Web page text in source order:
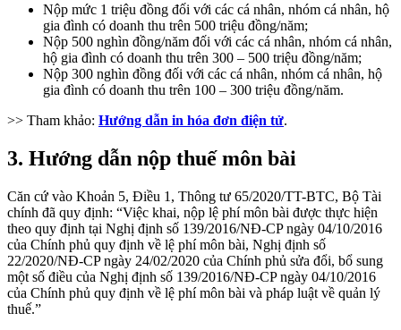
Nộp mức 1 triệu đồng đối với các cá nhân, nhóm cá nhân, hộ
gia đình có doanh thu trên 500 triệu đồng/năm;
Nộp 500 nghìn đồng/năm đối với các cá nhân, nhóm cá nhân,
hộ gia đình có doanh thu trên 300 – 500 triệu đồng/năm;
Nộp 300 nghìn đồng đối với các cá nhân, nhóm cá nhân, hộ
gia đình có doanh thu trên 100 – 300 triệu đồng/năm.
>> Tham khảo: Hướng dẫn in hóa đơn điện tử.
3. Hướng dẫn nộp thuế môn bài
Căn cứ vào Khoản 5, Điều 1, Thông tư 65/2020/TT-BTC, Bộ Tài
chính đã quy định: “Việc khai, nộp lệ phí môn bài được thực hiện
theo quy định tại Nghị định số 139/2016/NĐ-CP ngày 04/10/2016
của Chính phủ quy định về lệ phí môn bài, Nghị định số
22/2020/NĐ-CP ngày 24/02/2020 của Chính phủ sửa đổi, bổ sung
một số điều của Nghị định số 139/2016/NĐ-CP ngày 04/10/2016
của Chính phủ quy định về lệ phí môn bài và pháp luật về quản lý
thuế.”